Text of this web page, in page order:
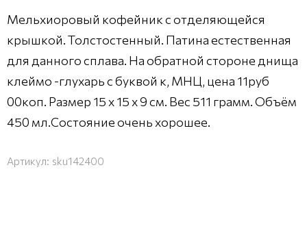
Мельхиоровый кофейник с отделяющейся
крышкой. Толстостенный. Патина естественная
для данного сплава. На обратной стороне днища
клеймо -глухарь с буквой к, МНЦ, цена 11руб
00коп. Размер 15 х 15 х 9 см. Вес 511 грамм. Объём
450 мл.Состояние очень хорошее.
Артикул: sku142400